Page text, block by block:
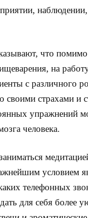
что
на
с различного
своими страхами и
упражнений
человека.
условием
телефонных
для себя более